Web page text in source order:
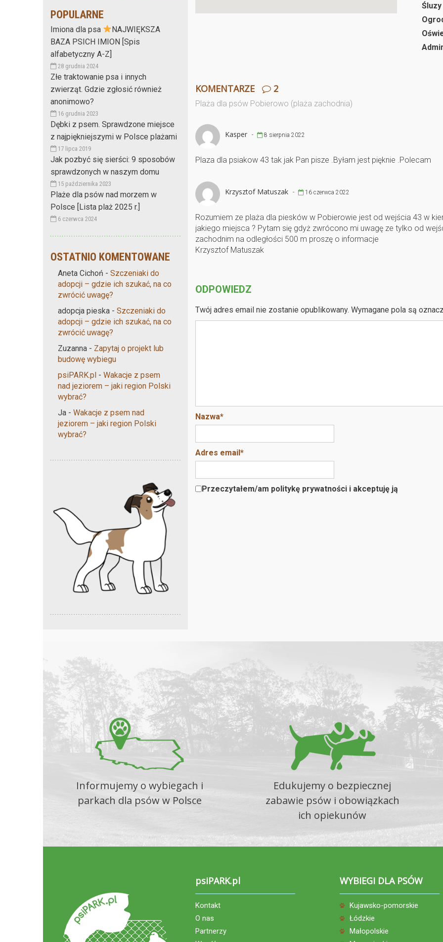
POPULARNE
Imiona dla psa
NAJWIĘKSZA
BAZA PSICH IMION [Spis
alfabetyczny A-Z]
28 grudnia 2024
Złe traktowanie psa i innych
zwierząt. Gdzie zgłosić również
anonimowo?
16 grudnia 2023
Dębki z psem. Sprawdzone miejsce
z najpiękniejszymi w Polsce plażami
17 lipca 2019
Jak pozbyć się sierści: 9 sposobów
sprawdzonych w naszym domu
15 października 2023
Plaże dla psów nad morzem w
Polsce [Lista plaż 2025 r.]
6 czerwca 2024
OSTATNIO KOMENTOWANE
Aneta Cichoń - Szczeniaki do
adopcji – gdzie ich szukać, na co
zwrócić uwagę?
adopcja pieska - Szczeniaki do
adopcji – gdzie ich szukać, na co
zwrócić uwagę?
Zuzanna - Zapytaj o projekt lub
budowę wybiegu
psiPARK.pl - Wakacje z psem
nad jeziorem – jaki region Polski
wybrać?
Ja - Wakacje z psem nad
jeziorem – jaki region Polski
wybrać?
KOMENTARZE 2
Plaża dla psów Pobierowo (plaża zachodnia)
Kasper - 8 sierpnia 2022
Plaza dla psiakow 43 tak jak Pan pisze .Byłam jest pięknie .Polecam
Krzysztof Matuszak - 16 czerwca 2022
Rozumiem ze plaża dla piesków w Pobierowie jest od wejścia 43 w
jakiego miejsca ? Pytam się gdyż zwrócono mi uwagę ze tylko od
zachodnim na odległości 500 m proszę o informacje
Krzysztof Matuszak
ODPOWIEDZ
Twój adres email nie zostanie opublikowany. Wymagane pola są
Nazwa*
Adres email*
Przeczytałem/am politykę prywatności i akceptuję ją
Informujemy o wybiegach i
parkach dla psów w Polsce
Edukujemy o bezpiecznej
zabawie psów i obowiązkach
ich opiekunów
psiPARK.pl
Kontakt
O nas
Partnerzy
WYBIEGI DLA PSÓW
Kujawsko-pomorskie
Łódzkie
Małopolskie